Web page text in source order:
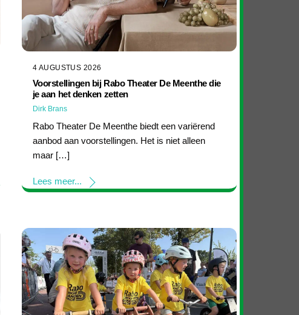
4 AUGUSTUS 2026
Voorstellingen bij Rabo Theater De Meenthe die
je aan het denken zetten
Dirk Brans
Rabo Theater De Meenthe biedt een variërend
aanbod aan voorstellingen. Het is niet alleen
maar […]
Lees meer...